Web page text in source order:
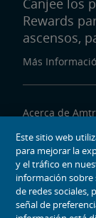
Rewards
ascensos,
Más
Acerca de
Viajar con
Herramientas
Este sitio web
para mejorar la
y el tráfico en
información sobre
de redes sociales,
señal de